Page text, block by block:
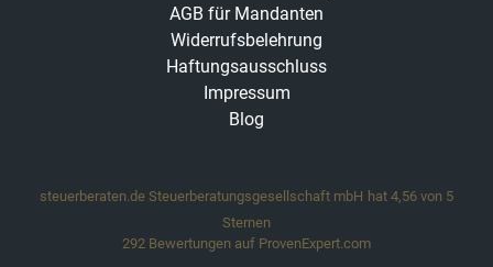
AGB für Mandanten
Widerrufsbelehrung
Haftungsausschluss
Impressum
Blog
steuerberaten.de Steuerberatungsgesellschaft mbH hat 4,56 von 5
Sternen
292 Bewertungen auf ProvenExpert.com